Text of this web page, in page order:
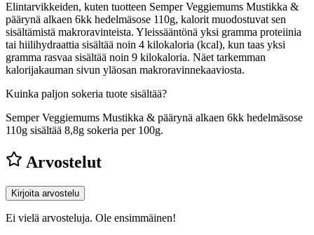
Elintarvikkeiden, kuten tuotteen Semper Veggiemums Mustikka &
päärynä alkaen 6kk hedelmäsose 110g, kalorit muodostuvat sen
sisältämistä makroravinteista. Yleissääntönä yksi gramma proteiinia
tai hiilihydraattia sisältää noin 4 kilokaloria (kcal), kun taas yksi
gramma rasvaa sisältää noin 9 kilokaloria. Näet tarkemman
kalorijakauman sivun yläosan makroravinnekaaviosta.
Kuinka paljon sokeria tuote sisältää?
Semper Veggiemums Mustikka & päärynä alkaen 6kk hedelmäsose
110g sisältää 8,8g sokeria per 100g.
Arvostelut
Kirjoita arvostelu
Ei vielä arvosteluja. Ole ensimmäinen!